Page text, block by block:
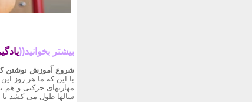
بیشتر بخوانید((
شروع آموزش نوشتن
با این که ما هر روز
مهارتهای حرکتی و
سالها طول می کشد تا